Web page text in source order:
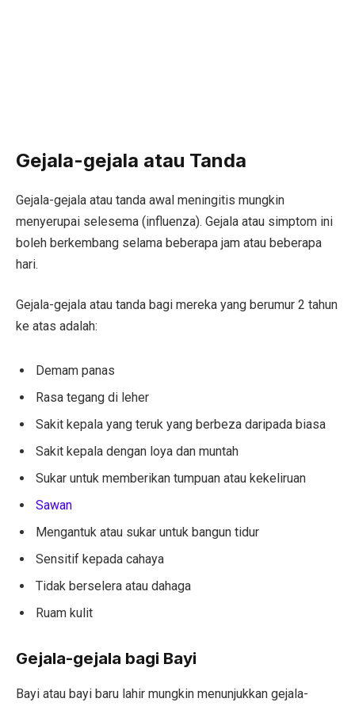
Gejala-gejala atau Tanda
Gejala-gejala atau tanda awal meningitis mungkin
menyerupai selesema (influenza). Gejala atau simptom ini
boleh berkembang selama beberapa jam atau beberapa
hari.
Gejala-gejala atau tanda bagi mereka yang berumur 2 tahun
ke atas adalah:
Demam panas
Rasa tegang di leher
Sakit kepala yang teruk yang berbeza daripada biasa
Sakit kepala dengan loya dan muntah
Sukar untuk memberikan tumpuan atau kekeliruan
Sawan
Mengantuk atau sukar untuk bangun tidur
Sensitif kepada cahaya
Tidak berselera atau dahaga
Ruam kulit
Gejala-gejala bagi Bayi
Bayi atau bayi baru lahir mungkin menunjukkan gejala-